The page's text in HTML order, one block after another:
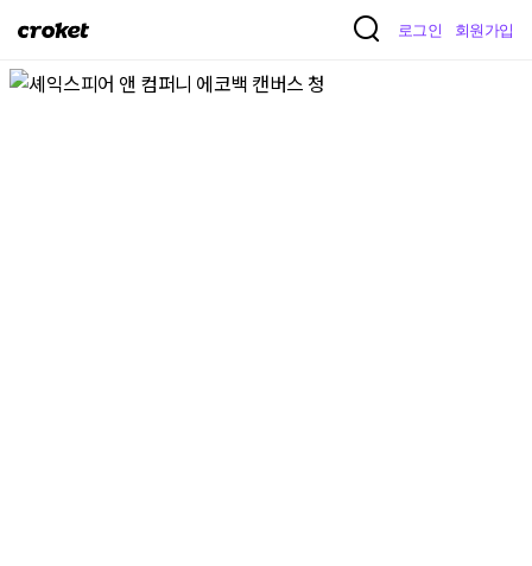
크
켓
로그인 회원가입